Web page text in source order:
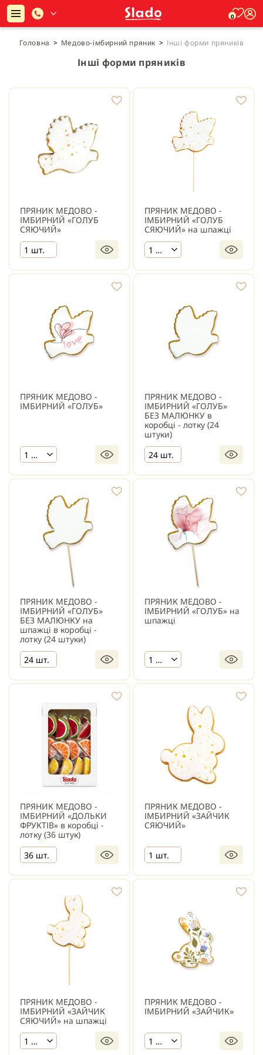
0
Головна > Медово-імбирний пряник > Інші форми пряників
Інші форми пряників
ПРЯНИК МЕДОВО -
ІМБИРНИЙ «ГОЛУБ
СЯЮЧИЙ»
1 шт.
ПРЯНИК МЕДОВО -
ІМБИРНИЙ «ГОЛУБ
СЯЮЧИЙ» на шпажці
1 шт.
ПРЯНИК МЕДОВО -
ІМБИРНИЙ «ГОЛУБ»
1 шт.
ПРЯНИК МЕДОВО -
ІМБИРНИЙ «ГОЛУБ»
БЕЗ МАЛЮНКУ в
коробці - лотку (24
штуки)
24 шт.
ПРЯНИК МЕДОВО -
ІМБИРНИЙ «ГОЛУБ»
БЕЗ МАЛЮНКУ на
шпажці в коробці -
лотку (24 штуки)
24 шт.
ПРЯНИК МЕДОВО -
ІМБИРНИЙ «ГОЛУБ» на
шпажці
1 шт.
ПРЯНИК МЕДОВО -
ІМБИРНИЙ «ДОЛЬКИ
ФРУКТІВ» в коробці -
лотку (36 штук)
36 шт.
ПРЯНИК МЕДОВО -
ІМБИРНИЙ «ЗАЙЧИК
СЯЮЧИЙ»
1 шт.
ПРЯНИК МЕДОВО -
ІМБИРНИЙ «ЗАЙЧИК
СЯЮЧИЙ» на шпажці
1 шт.
ПРЯНИК МЕДОВО -
ІМБИРНИЙ «ЗАЙЧИК»
1 шт.